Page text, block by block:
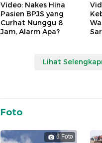
Video: Nakes Hina
Pasien BPJS yang
Curhat Nunggu 8
Jam, Alarm Apa?
Lihat
Foto
5 Foto